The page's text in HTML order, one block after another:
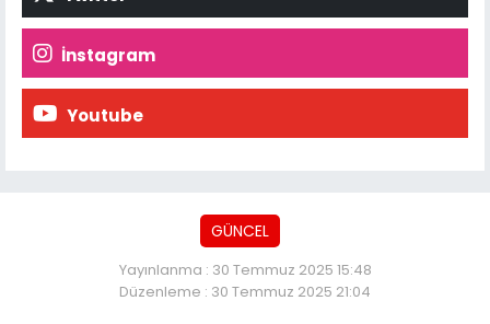
İnstagram
Youtube
GÜNCEL
Yayınlanma : 30 Temmuz 2025 15:48
Düzenleme : 30 Temmuz 2025 21:04